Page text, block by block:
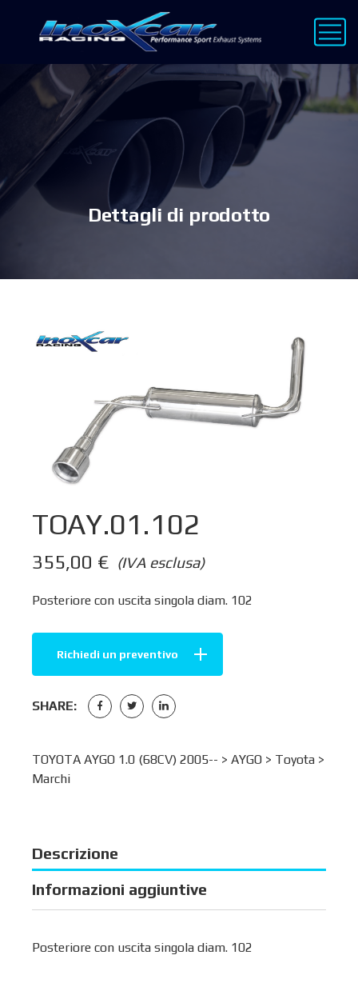
Dettagli di prodotto
TOAY.01.102
(IVA esclusa)
355,00 €
Posteriore con uscita singola diam. 102
Richiedi un preventivo
SHARE:
TOYOTA AYGO 1.0 (68CV) 2005-- > AYGO > Toyota >
Marchi
Descrizione
Informazioni aggiuntive
Posteriore con uscita singola diam. 102